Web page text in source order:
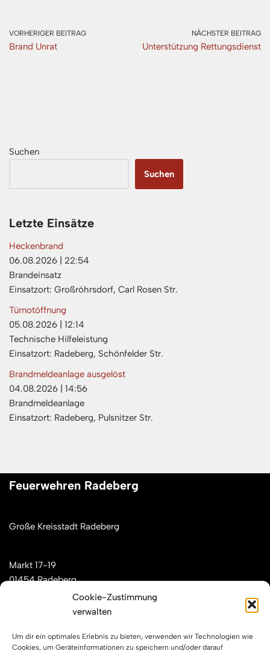
Cookie-Zustimmung
verwalten
Um dir ein optimales Erlebnis zu bieten, verwenden wir Technologien wie
Cookies, um Geräteinformationen zu speichern und/oder darauf
VORHERIGER BEITRAG
Brand Unrat
NÄCHSTER BEITRAG
Unterstützung Rettungsdienst
Suchen
Suchen
Letzte Einsätze
Heckenbrand
06.08.2026
22:54
Brandeinsatz
Einsatzort: Großröhrsdorf, Carl Rosen Str.
Türnotöffnung
05.08.2026
12:14
Technische Hilfeleistung
Einsatzort: Radeberg, Schönfelder Str.
Brandmeldeanlage ausgelöst
04.08.2026
14:56
Brandmeldeanlage
Einsatzort: Radeberg, Pulsnitzer Str.
Feuerwehren Radeberg
Große Kreisstadt Radeberg
Markt 17-19
01454 Radeberg
Mail: kontakt[at]feuerwehren-radeberg.de
Feuerwehren Radeberg im Internet